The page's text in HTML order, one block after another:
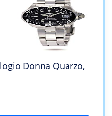
Donna Quarzo,